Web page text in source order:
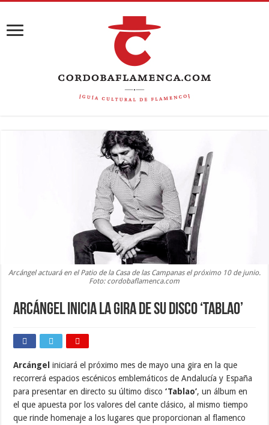
Arcángel actuará en el Patio de la Casa de las Campanas el próximo 10 de junio.
Foto: cordobaflamenca.com
Arcángel inicia la gira de su disco ‘Tablao’
Arcángel iniciará el próximo mes de mayo una gira en la que
recorrerá espacios escénicos emblemáticos de Andalucía y España
para presentar en directo su último disco‘Tablao’, un álbum en
el que apuesta por los valores del cante clásico, al mismo tiempo
que rinde homenaje a los lugares que proporcionan al flamenco